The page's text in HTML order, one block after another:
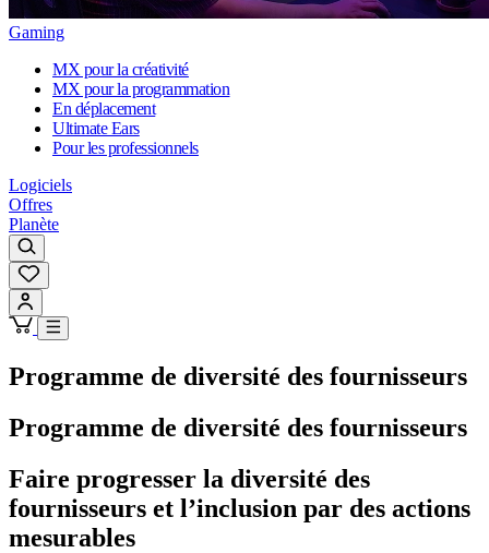
Gaming
MX pour la créativité
MX pour la programmation
En déplacement
Ultimate Ears
Pour les professionnels
Logiciels
Offres
Planète
Programme de diversité des fournisseurs
Programme de diversité des fournisseurs
Faire progresser la diversité des
fournisseurs et l’inclusion par des actions
mesurables